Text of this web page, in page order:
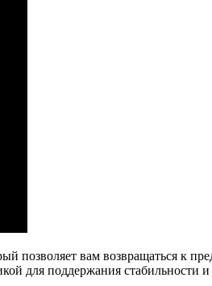
позволяет вам возвращаться к
для поддержания стабильности